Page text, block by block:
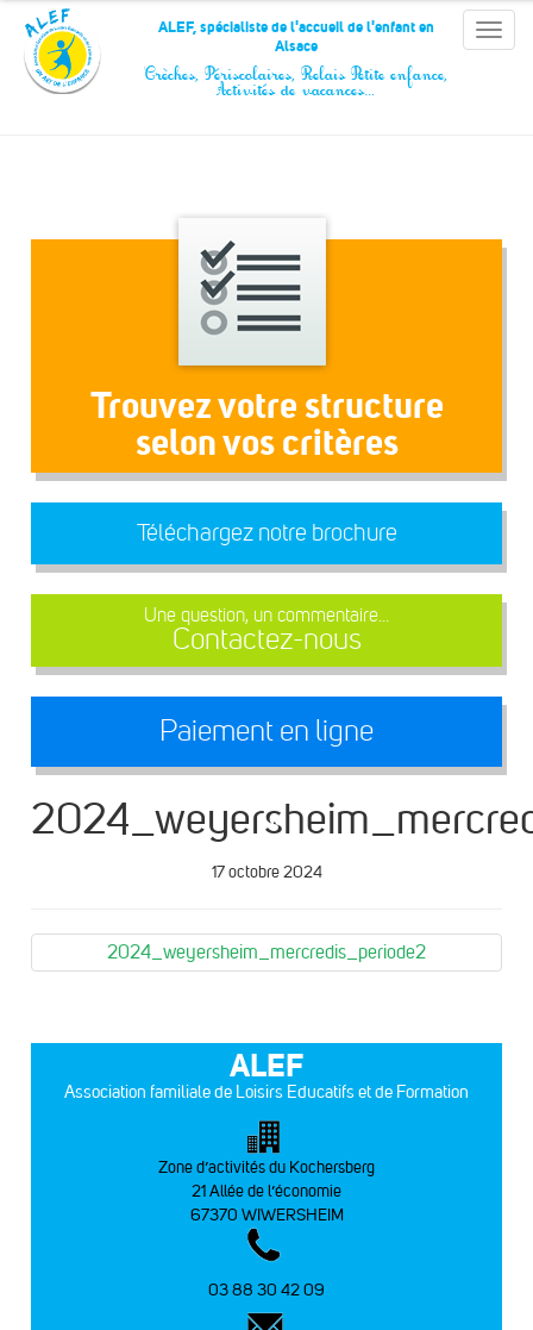
Panneau de gestion des cookies
Toggle
ALEF, spécialiste de l'accueil de l'enfant en
Alsace
Crèches, Périscolaires, Relais Petite enfance,
Activités de vacances…
Trouvez votre structure
selon vos critères
Téléchargez notre brochure
Une question, un commentaire...
Contactez-nous
Paiement en ligne
17 octobre 2024
2024_weyersheim_mercredis_periode2
ALEF
Association familiale de Loisirs Educatifs et de Formation
Zone d’activités du Kochersberg
21 Allée de l’économie
67370 WIWERSHEIM
03 88 30 42 09